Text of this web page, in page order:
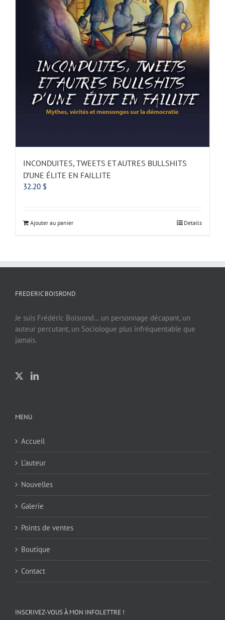
INCONDUITES, TWEETS ET AUTRES BULLSHITS
D’UNE ÉLITE EN FAILLITE
32.20 $
Ajouter au panier Details
FREDERIC BOISROND
Je suis Frédéric Boisrond… un personnage décapant, un
auteur percutant, un Sociologue plus infréquentable que
jamais.
MENU
Accueil
L’auteur
Nouvelles
Galerie
Points de ventes
Boutique
Contact
INSCRIVEZ-VOUS À MON INFOLETTRE !